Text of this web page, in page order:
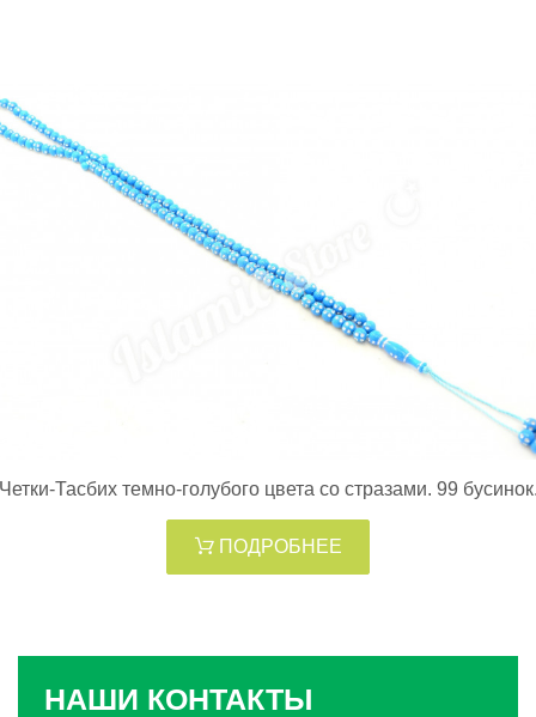
Тасбих темно-голубого цвета со стразами. 99
ПОДРОБНЕЕ
НАШИ КОНТАКТЫ